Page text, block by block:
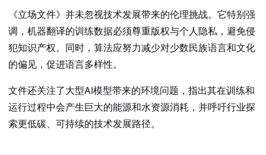
《立场文件》并未忽视技术发展带来的伦理挑战。它特别强
调，机器翻译的训练数据必须尊重版权与个人隐私，避免侵
犯知识产权。同时，算法应努力减少对少数民族语言和文化
的偏见，促进语言多样性。
文件还关注了大型AI模型带来的环境问题，指出其在训练和
运行过程中会产生巨大的能源和水资源消耗，并呼吁行业探
索更低碳、可持续的技术发展路径。